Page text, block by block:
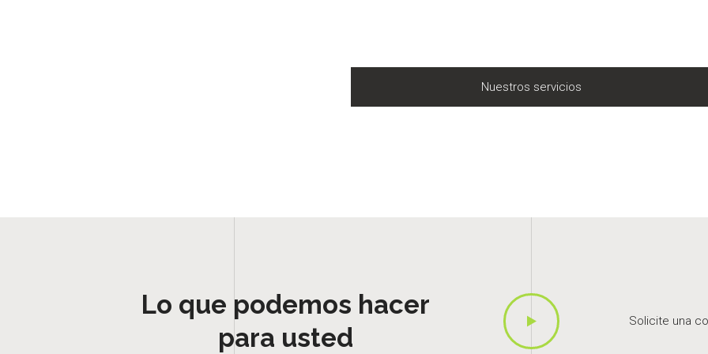
Nuestros servicios
Lo que podemos hacer
para usted
Solicite una